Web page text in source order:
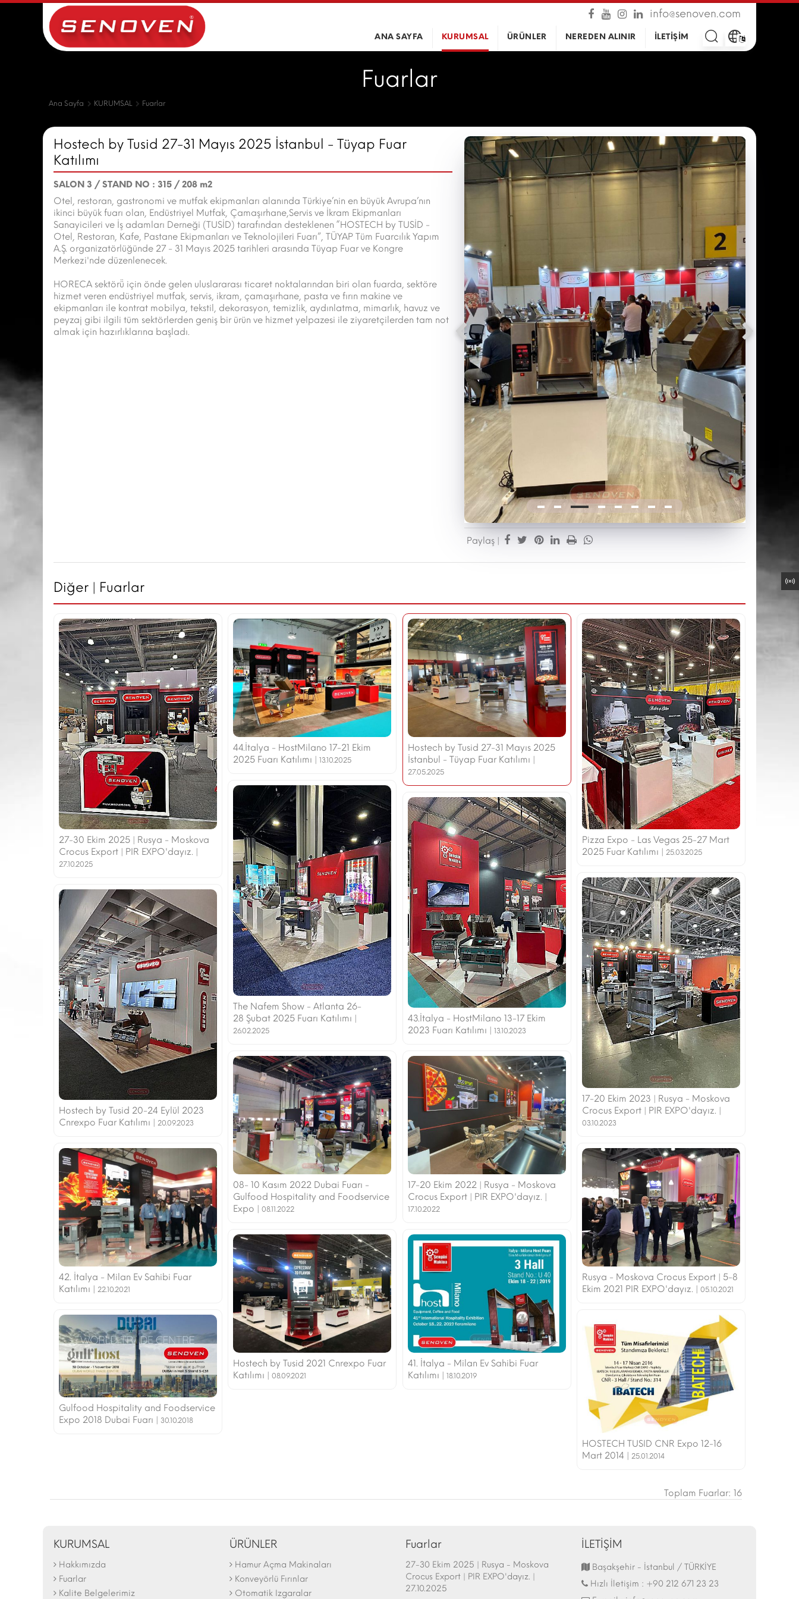
info@senoven.com
ANA SAYFA KURUMSAL ÜRÜNLER NEREDEN ALINIR İLETİŞİM
Fuarlar
Ana Sayfa KURUMSAL Fuarlar
Hostech by Tusid 27-31 Mayıs 2025 İstanbul - Tüyap Fuar
Katılımı
SALON 3 / STAND NO : 315 / 208 m2
Otel, restoran, gastronomi ve mutfak ekipmanları alanında Türkiye’nin en büyük Avrupa’nın
ikinci büyük fuarı olan, Endüstriyel Mutfak, Çamaşırhane,Servis ve İkram Ekipmanları
Sanayicileri ve İş adamları Derneği (TUSİD) tarafından desteklenen “HOSTECH by TUSİD -
Otel, Restoran, Kafe, Pastane Ekipmanları ve Teknolojileri Fuarı”, TÜYAP Tüm Fuarcılık Yapım
A.Ş. organizatörlüğünde 27 - 31 Mayıs 2025 tarihleri arasında Tüyap Fuar ve Kongre
Merkezi'nde düzenlenecek.
HORECA sektörü̈ için önde gelen uluslararası ticaret noktalarından biri olan fuarda, sektöre
hizmet veren endüstriyel mutfak, servis, ikram, çamaşırhane, pasta ve fırın makine ve
ekipmanları ile kontrat mobilya, tekstil, dekorasyon, temizlik, aydınlatma, mimarlık, havuz ve
peyzaj gibi ilgili tüm sektörlerden geniş bir ürün ve hizmet yelpazesi ile ziyaretçilerden tam not
almak için hazırlıklarına başladı.
Paylaş |
Diğer | Fuarlar
27-30 Ekim 2025 | Rusya - Moskova
Crocus Export | PIR EXPO'dayız. |
27.10.2025
44.İtalya - HostMilano 17-21 Ekim
2025 Fuarı Katılımı | 13.10.2025
Hostech by Tusid 27-31 Mayıs 2025
İstanbul - Tüyap Fuar Katılımı |
27.05.2025
Pizza Expo - Las Vegas 25-27 Mart
2025 Fuar Katılımı | 25.03.2025
The Nafem Show - Atlanta 26-
28 Şubat 2025 Fuarı Katılımı |
26.02.2025
43.İtalya - HostMilano 13-17 Ekim
2023 Fuarı Katılımı | 13.10.2023
17-20 Ekim 2023 | Rusya - Moskova
Crocus Export | PIR EXPO'dayız. |
03.10.2023
Hostech by Tusid 20-24 Eylül 2023
Cnrexpo Fuar Katılımı | 20.09.2023
08- 10 Kasım 2022 Dubai Fuarı -
Gulfood Hospitality and Foodservice
Expo | 08.11.2022
17-20 Ekim 2022 | Rusya - Moskova
Crocus Export | PIR EXPO'dayız. |
17.10.2022
42. İtalya - Milan Ev Sahibi Fuar
Katılımı | 22.10.2021
Rusya - Moskova Crocus Export | 5-8
Ekim 2021 PIR EXPO'dayız. | 05.10.2021
Hostech by Tusid 2021 Cnrexpo Fuar
Katılımı | 08.09.2021
41. İtalya - Milan Ev Sahibi Fuar
Katılımı | 18.10.2019
Gulfood Hospitality and Foodservice
Expo 2018 Dubai Fuarı | 30.10.2018
HOSTECH TUSID CNR Expo 12-16
Mart 2014 | 25.01.2014
Toplam Fuarlar: 16
KURUMSAL
Hakkımızda
Fuarlar
Kalite Belgelerimiz
ÜRÜNLER
Hamur Açma Makinaları
Konveyörlü Fırınlar
Otomatik Izgaralar
Fuarlar
The Nafem Show - Atlanta 26-28 Şubat
2025 Fuarı Katılımı | 26.02.2025
27-30 Ekim 2025 | Rusya - Moskova
Crocus Export | PIR EXPO'dayız. |
27.10.2025
44.İtalya - HostMilano 17-21 Ekim 2025
Fuarı Katılımı | 13.10.2025
İLETİŞİM
Başakşehir - İstanbul / TÜRKİYE
Hızlı İletişim : +90 212 671 23 23